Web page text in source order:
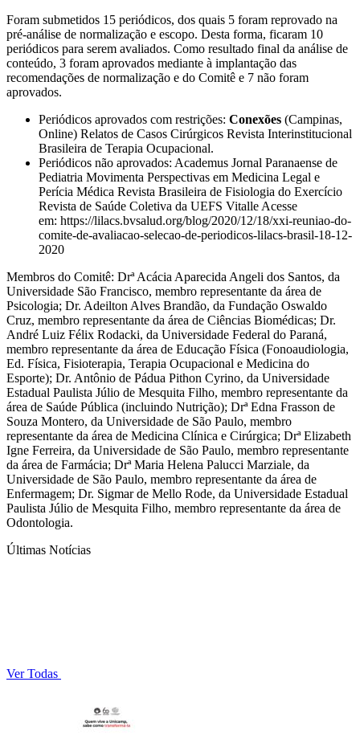
Foram submetidos 15 periódicos, dos quais 5 foram reprovado na
pré-análise de normalização e escopo. Desta forma, ficaram 10
periódicos para serem avaliados. Como resultado final da análise de
conteúdo, 3 foram aprovados mediante à implantação das
recomendações de normalização e do Comitê e 7 não foram
aprovados.
Periódicos aprovados com restrições: Conexões (Campinas,
Online) Relatos de Casos Cirúrgicos Revista Interinstitucional
Brasileira de Terapia Ocupacional.
Periódicos não aprovados: Academus Jornal Paranaense de
Pediatria Movimenta Perspectivas em Medicina Legal e
Perícia Médica Revista Brasileira de Fisiologia do Exercício
Revista de Saúde Coletiva da UEFS Vitalle Acesse
em: https://lilacs.bvsalud.org/blog/2020/12/18/xxi-reuniao-do-
comite-de-avaliacao-selecao-de-periodicos-lilacs-brasil-18-12-
2020
Membros do Comitê: Drª Acácia Aparecida Angeli dos Santos, da
Universidade São Francisco, membro representante da área de
Psicologia; Dr. Adeilton Alves Brandão, da Fundação Oswaldo
Cruz, membro representante da área de Ciências Biomédicas; Dr.
André Luiz Félix Rodacki, da Universidade Federal do Paraná,
membro representante da área de Educação Física (Fonoaudiologia,
Ed. Física, Fisioterapia, Terapia Ocupacional e Medicina do
Esporte); Dr. Antônio de Pádua Pithon Cyrino, da Universidade
Estadual Paulista Júlio de Mesquita Filho, membro representante da
área de Saúde Pública (incluindo Nutrição); Drª Edna Frasson de
Souza Montero, da Universidade de São Paulo, membro
representante da área de Medicina Clínica e Cirúrgica; Drª Elizabeth
Igne Ferreira, da Universidade de São Paulo, membro representante
da área de Farmácia; Drª Maria Helena Palucci Marziale, da
Universidade de São Paulo, membro representante da área de
Enfermagem; Dr. Sigmar de Mello Rode, da Universidade Estadual
Paulista Júlio de Mesquita Filho, membro representante da área de
Odontologia.
Últimas Notícias
Ver Todas